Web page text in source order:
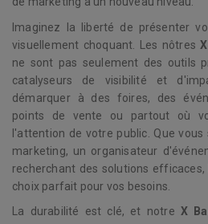
Imaginez la liberté de présenter
visuellement choquant. Les nôtres
ne sont pas seulement des outils
catalyseurs de visibilité et
démarquer à des foires, des
points de vente ou partout où
l'attention de votre public. Que
marketing, un organisateur
recherchant des solutions efficaces,
choix parfait pour vos besoins.
La durabilité est clé, et notre X